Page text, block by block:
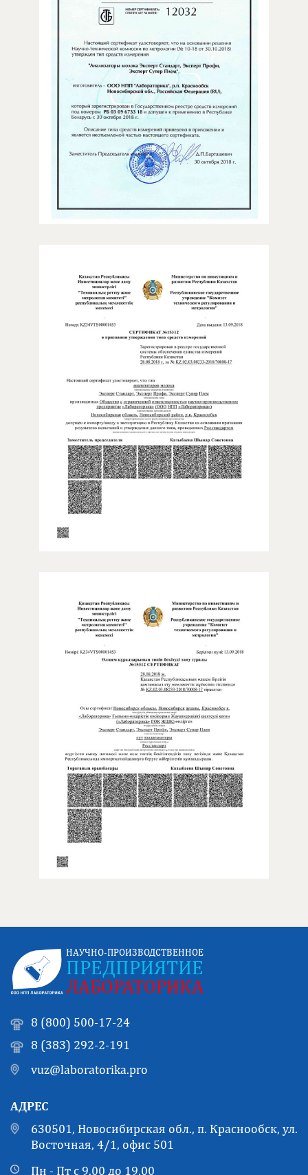
НАУЧНО-ПРОИЗВОДСТВЕННОЕ
ПРЕДПРИЯТИЕ
ЛАБОРАТОРИКА
8 (800) 500-17-24
8 (383) 292-2-191
vuz@laboratorika.pro
АДРЕС
630501, Новосибирская обл., п. Краснообск, ул.
Восточная, 4/1, офис 501
Пн - Пт с 9.00 до 19.00